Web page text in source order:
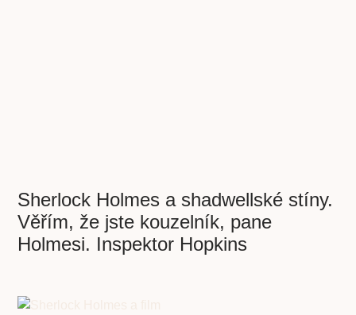
Sherlock Holmes a shadwellské stíny.
Věřím, že jste kouzelník, pane
Holmesi. Inspektor Hopkins